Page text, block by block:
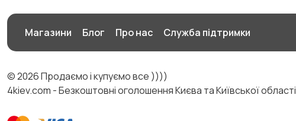
Магазини Блог Про нас Служба підтримки
© 2026 Продаємо і купуємо все ))))
4kiev.com - Безкоштовні оголошення Києва та Київської області